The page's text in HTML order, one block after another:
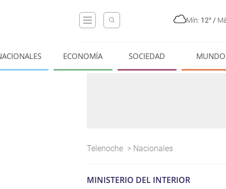
Mín: 12° /
ECONOMÍA SOCIEDAD MUNDO
Telenoche > Nacionales
MINISTERIO DEL INTERIOR